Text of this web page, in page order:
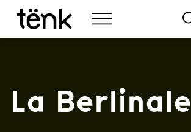
La Berlinale